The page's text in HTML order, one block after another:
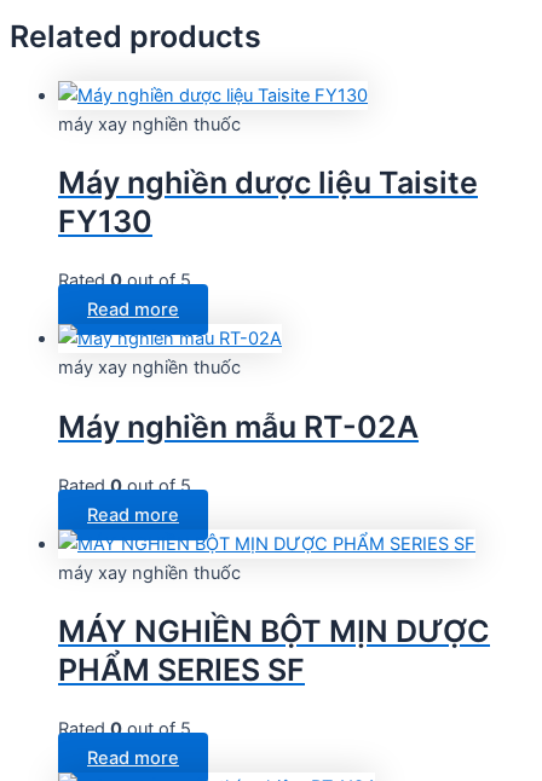
Related products
máy xay nghiền thuốc
Máy nghiền dược liệu Taisite
FY130
Rated0out of 5
Read more
máy xay nghiền thuốc
Máy nghiền mẫu RT-02A
Rated0out of 5
Read more
máy xay nghiền thuốc
MÁY NGHIỀN BỘT MỊN DƯỢC
PHẨM SERIES SF
Rated0out of 5
Read more